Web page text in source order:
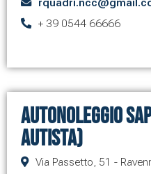
+ 39 0544 66666
Autonoleggio
autista)
Via Passetto, 51 -